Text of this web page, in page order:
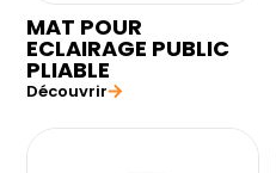
MAT POUR
ECLAIRAGE PUBLIC
PLIABLE
Découvrir